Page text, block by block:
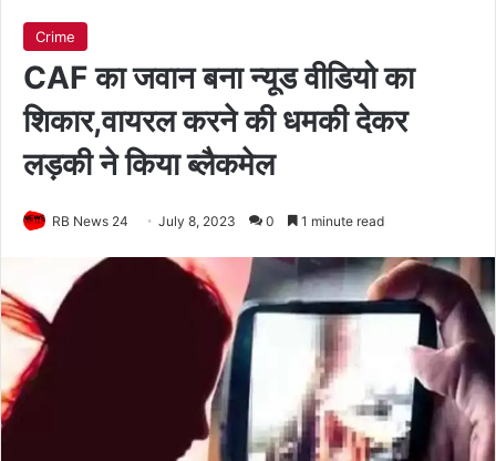
Crime
CAF का जवान बना न्यूड वीडियो का
शिकार,वायरल करने की धमकी देकर
लड़की ने किया ब्लैकमेल
RB News 24 July 8, 2023 0 1 minute read